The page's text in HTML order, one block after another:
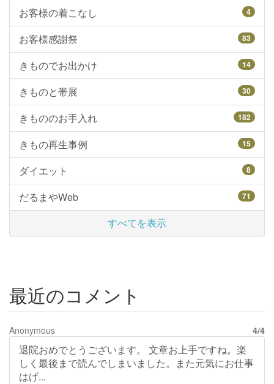
お客様の着こなし 4
お客様感謝祭 83
きものでお出かけ 14
きものと帯展 30
きもののお手入れ 182
きもの再生事例 15
ダイエット 8
だるまやWeb 71
すべてを表示
最近のコメント
4/4
Anonymous
退院おめでとうございます。 文章お上手ですね。楽
しく最後まで読んでしまいました。また元気にお仕事
はげ...